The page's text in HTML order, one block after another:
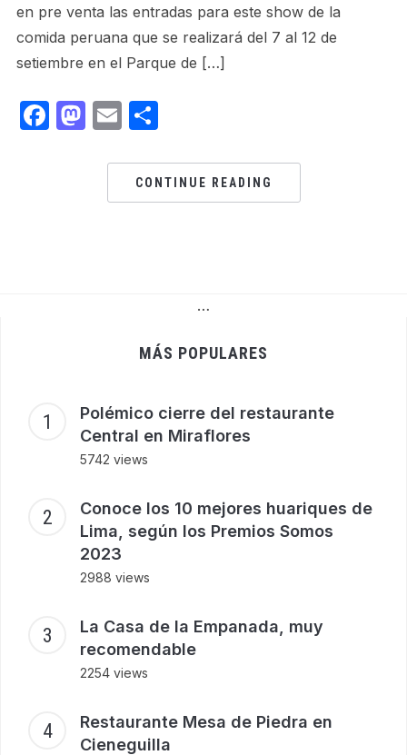
en pre venta las entradas para este show de la
comida peruana que se realizará del 7 al 12 de
setiembre en el Parque de […]
Facebook
Mastodon
EmailShare
CONTINUE READING
…
MÁS POPULARES
Polémico cierre del restaurante
Central en Miraflores
5742 views
Conoce los 10 mejores huariques de
Lima, según los Premios Somos
2023
2988 views
La Casa de la Empanada, muy
recomendable
2254 views
Restaurante Mesa de Piedra en
Cieneguilla